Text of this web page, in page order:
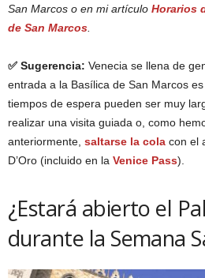
San Marcos o en mi artículo Horarios
de San Marcos
✅ Sugerencia: Venecia se llena de
entrada a la Basílica de San Marcos
tiempos de espera pueden ser muy
realizar una visita guiada o, como
anteriormente, saltarse la cola con el
D’Oro (incluido en la Venice Pass).
¿Estará abierto el
durante la Semana